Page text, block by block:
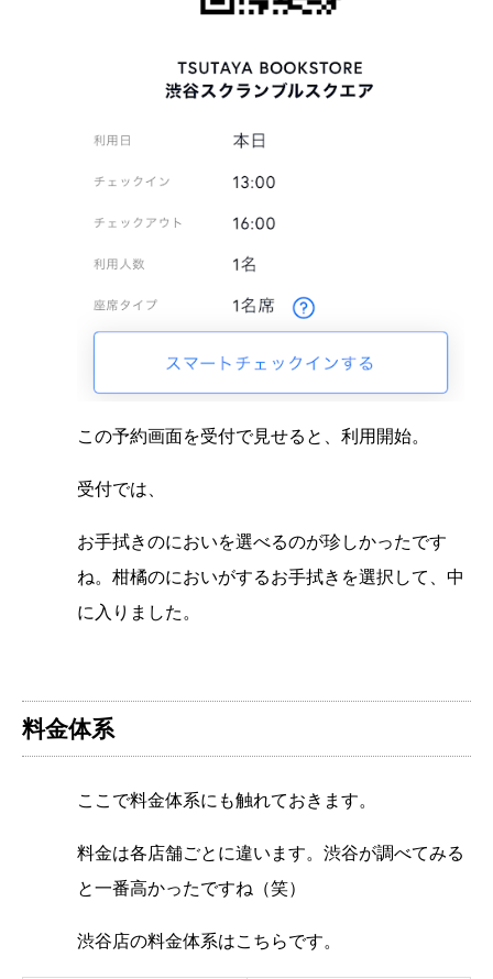
この予約画面を受付で見せると、利用開始。
受付では、
お手拭きのにおいを選べるのが珍しかったです
ね。柑橘のにおいがするお手拭きを選択して、中
に入りました。
料金体系
ここで料金体系にも触れておきます。
料金は各店舗ごとに違います。渋谷が調べてみる
と一番高かったですね（笑）
渋谷店の料金体系はこちらです。